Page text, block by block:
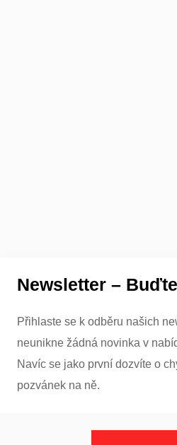
Newsletter –
Přihlaste se k odběru našich
neunikne žádná novinka v
Navíc se jako první dozvíte o
pozvánek na ně.